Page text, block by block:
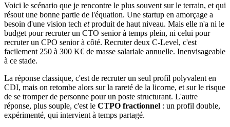
Voici le scénario que je rencontre le plus souvent sur le terrain, et qui
résout une bonne partie de l'équation. Une startup en amorçage a
besoin d'une vision tech etproduit de haut niveau. Mais elle n'a ni le
budget pour recruter un CTO senior à temps plein, ni celui pour
recruter un CPO senior à côté. Recruter deux C-Level, c'est
facilement 250 à 300 K€ de masse salariale annuelle. Inenvisageable
à ce stade.
La réponse classique, c'est de recruter un seul profil polyvalent en
CDI, mais on retombe alors sur la rareté de la licorne, et sur le risque
de se tromper de personne pour un poste structurant. L'autre
réponse, plus souple, c'est le CTPO fractionnel : un profil double,
expérimenté, qui intervient à temps partagé.